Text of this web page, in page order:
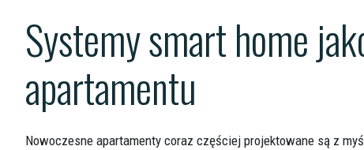
Systemy smart home
apartamentu
Nowoczesne apartamenty coraz częściej projektowane są z